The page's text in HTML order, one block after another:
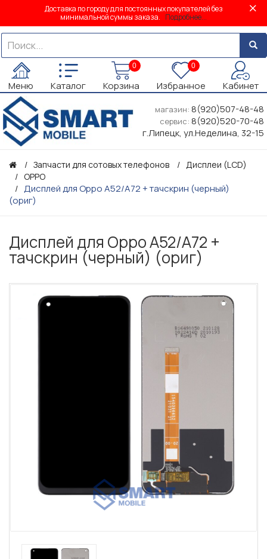
Доставка по городу для постоянных покупателей без
минимальной суммы заказа. Подробнее...
Меню Каталог
0
Корзина
0
Избранное Кабинет
магазин: 8(920)507-48-48
сервис: 8(920)520-70-48
г.Липецк, ул.Неделина, 32-15
Запчасти для сотовых телефонов
Дисплеи (LCD)
OPPO
Дисплей для Oppo A52/A72 + тачскрин (черный)
(ориг)
Дисплей для Oppo A52/A72 +
тачскрин (черный) (ориг)